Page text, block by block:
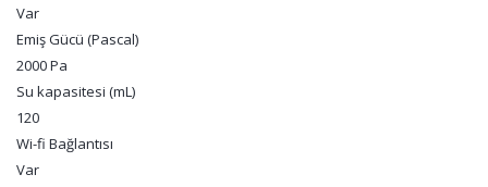
Var
Emiş Gücü (Pascal)
2000 Pa
Su kapasitesi (mL)
120
Wi-fi Bağlantısı
Var